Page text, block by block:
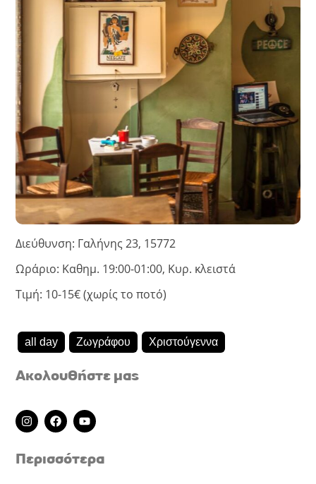
Διεύθυνση: Γαλήνης 23, 15772
Ωράριο: Καθημ. 19:00-01:00, Κυρ. κλειστά
Τιμή: 10-15€ (χωρίς το ποτό)
all day Ζωγράφου Χριστούγεννα
Ακολουθήστε μας
I
n
s
a
F
a
c
b
Y
o
u
u
b
Περισσότερα